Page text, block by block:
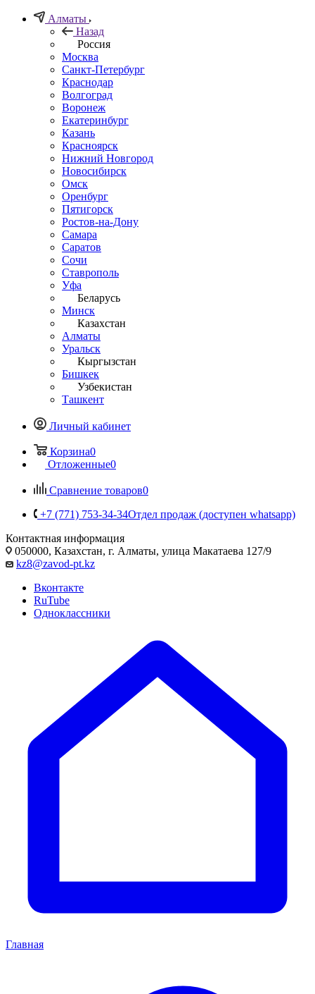
Алматы
Назад
Россия
Москва
Санкт-Петербург
Краснодар
Волгоград
Воронеж
Екатеринбург
Казань
Красноярск
Нижний Новгород
Новосибирск
Омск
Оренбург
Пятигорск
Ростов-на-Дону
Самара
Саратов
Сочи
Ставрополь
Уфа
Беларусь
Минск
Казахстан
Алматы
Уральск
Кыргызстан
Бишкек
Узбекистан
Ташкент
Личный кабинет
Корзина0
Отложенные0
Сравнение товаров0
+7 (771) 753-34-34Отдел продаж (доступен whatsapp)
Контактная информация
050000, Казахстан, г. Алматы, улица Макатаева 127/9
kz8@zavod-pt.kz
Вконтакте
RuTube
Одноклассники
Главная